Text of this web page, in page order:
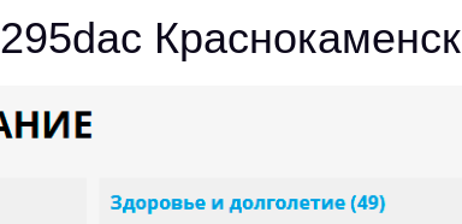
Краснокаменск